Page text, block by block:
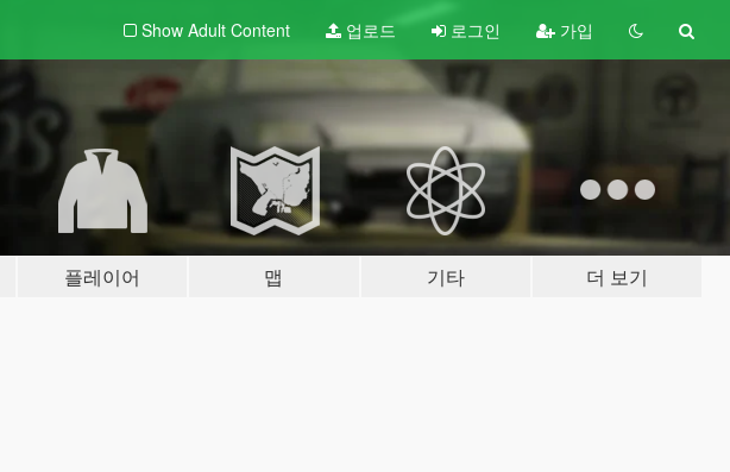
Show Adult Content 업로드 로그인 가입
플레이어 맵 기타 더 보기